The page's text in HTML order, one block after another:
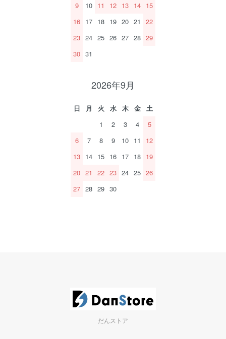
9
10 11 12 13 14 15
16 17 18 19 20 21
22
23 24 25 26 27 28 29
30 31
2026年9月
日 月 火 水 木 金
土
1
2 3 4
5
6
7 8 9 10 11
12
13 14 15 16 17 18 19
20 21 22 23 24 25 26
27 28 29 30
だんストア